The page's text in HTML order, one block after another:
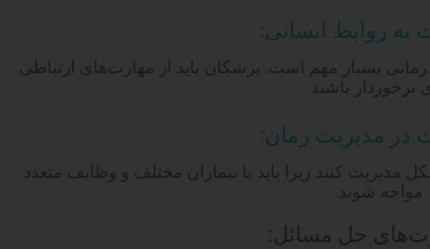
درمانی بسیار مهم است. پزشکان باید از مهارت‌های ارتباطی
برخوردار باشند.
مدیریت کنند زیرا باید با بیماران مختلف و وظایف متعدد
مواجه شوند.